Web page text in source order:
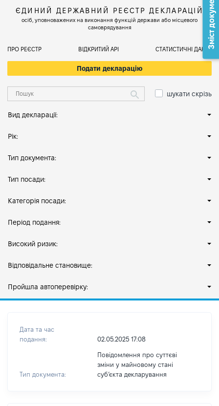
ЄДИНИЙ ДЕРЖАВНИЙ РЕЄСТР ДЕКЛАРАЦІЙ
осіб, уповноважених на виконання функцій держави або місцевого
самоврядування
ПРО РЕЄСТР ВІДКРИТИЙ АРІ СТАТИСТИЧНІ ДАНІ
Подати декларацію
шукати скрізь
Вид декларації:
Рік:
Тип документа:
Тип посади:
Категорія посади:
Період подання:
Високий ризик:
Відповідальне становище:
Пройшла автоперевірку:
Дата та час
подання:
02.05.2025 17:08
Тип документа:
Повідомлення про суттєві
зміни у майновому стані
субʼєкта декларування
Зміст документа